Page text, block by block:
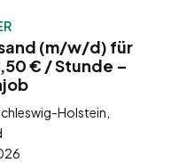
(m/w/d) für
€ / Stunde –
Holstein,